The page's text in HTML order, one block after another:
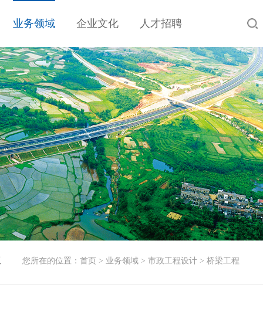
业务领域 企业文化 人才招聘
您所在的位置： 首页 > 业务领域> 市政工程设计> 桥梁工程